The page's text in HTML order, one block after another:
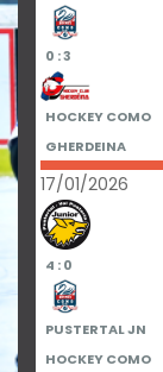
0 : 3
HOCKEY COMO
GHERDEINA
17/01/2026
4 : 0
PUSTERTAL JN
HOCKEY COMO